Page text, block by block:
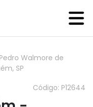
Walmore de
SP
Código: P12644